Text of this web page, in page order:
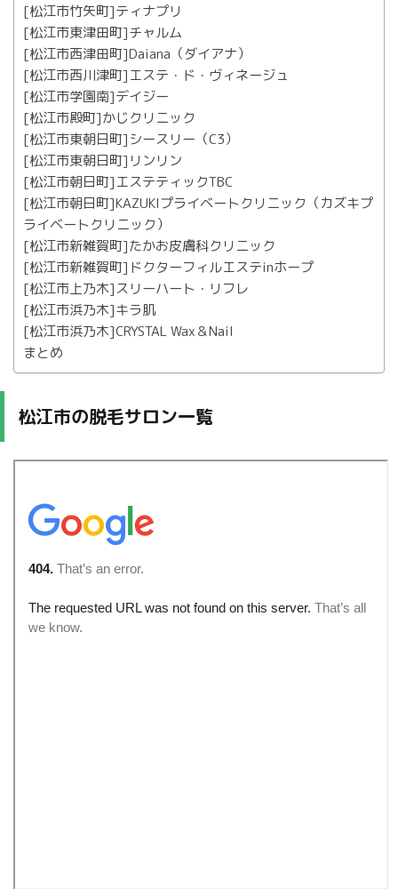
[松江市竹矢町]ティナプリ
[松江市東津田町]チャルム
[松江市西津田町]Daiana（ダイアナ）
[松江市西川津町]エステ・ド・ヴィネージュ
[松江市学園南]デイジー
[松江市殿町]かじクリニック
[松江市東朝日町]シースリー（C3）
[松江市東朝日町]リンリン
[松江市朝日町]エステティックTBC
[松江市朝日町]KAZUKIプライベートクリニック（カズキプ
ライベートクリニック）
[松江市新雑賀町]たかお皮膚科クリニック
[松江市新雑賀町]ドクターフィルエステinホープ
[松江市上乃木]スリーハート・リフレ
[松江市浜乃木]キラ肌
[松江市浜乃木]CRYSTAL Wax＆Nail
まとめ
松江市の脱毛サロン一覧